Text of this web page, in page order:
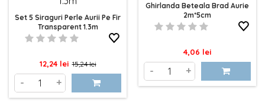
Set 5 Siraguri Perle Aurii Pe Fir
Transparent 1.3m
Pret
12,24 lei Pret
baza
15,24 lei
- +
Ghirlanda Beteala Brad Aurie
2m*5cm
Pret
4,06 lei
- +